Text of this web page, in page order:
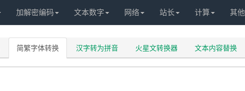
加解密编码 文本数字 网络 站长 计算 其他
简繁字体转换 汉字转为拼音 火星文转换器 文本内容替换